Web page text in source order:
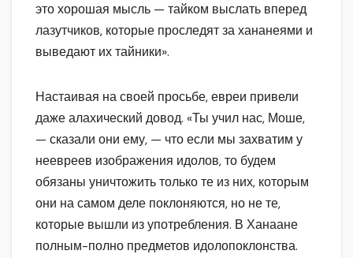
это хорошая мысль — тайком выслать вперед
лазутчиков, которые проследят за хананеями и
выведают их тайники».
Настаивая на своей просьбе, евреи привели
даже алахический довод. «Ты учил нас, Моше,
— сказали они ему, — что если мы захватим у
неевреев изображения идолов, то будем
обязаны уничтожить только те из них, которым
они на самом деле поклоняются, но не те,
которые вышли из употребления. В Ханаане
полным-полно предметов идолопоклонства.